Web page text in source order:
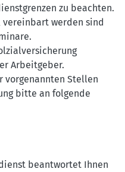
zu beachten.
werden sind
Arbeitgeber.
vorgenannten Stellen
bitte an folgende
beantwortet Ihnen